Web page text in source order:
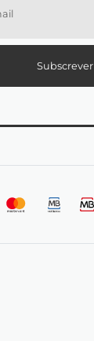
Subscrever